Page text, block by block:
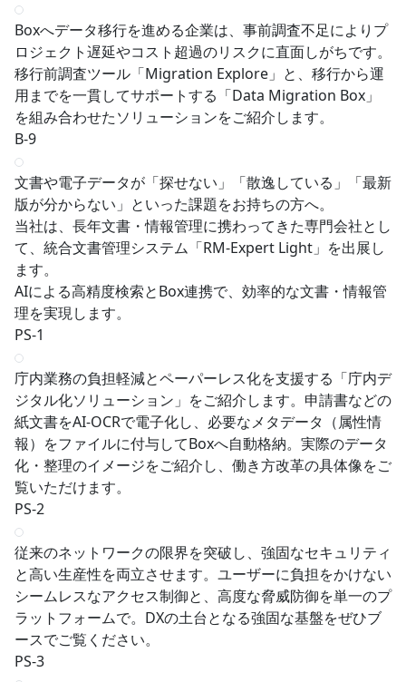
Boxへデータ移行を進める企業は、事前調査不足によりプ
ロジェクト遅延やコスト超過のリスクに直面しがちです。
移行前調査ツール「Migration Explore」と、移行から運
用までを一貫してサポートする「Data Migration Box」
を組み合わせたソリューションをご紹介します。
B-9
文書や電子データが「探せない」「散逸している」「最新
版が分からない」といった課題をお持ちの方へ。
当社は、長年文書・情報管理に携わってきた専門会社とし
て、統合文書管理システム「RM‑Expert Light」を出展し
ます。
AIによる高精度検索とBox連携で、効率的な文書・情報管
理を実現します。
PS-1
庁内業務の負担軽減とペーパーレス化を支援する「庁内デ
ジタル化ソリューション」をご紹介します。申請書などの
紙文書をAI-OCRで電子化し、必要なメタデータ（属性情
報）をファイルに付与してBoxへ自動格納。実際のデータ
化・整理のイメージをご紹介し、働き方改革の具体像をご
覧いただけます。
PS-2
従来のネットワークの限界を突破し、強固なセキュリティ
と高い生産性を両立させます。ユーザーに負担をかけない
シームレスなアクセス制御と、高度な脅威防御を単一のプ
ラットフォームで。DXの土台となる強固な基盤をぜひブ
ースでご覧ください。
PS-3